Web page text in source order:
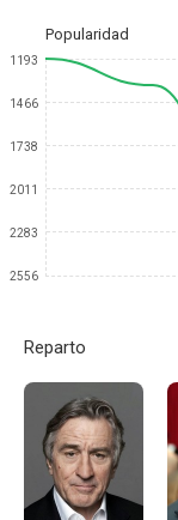
Popularidad
1193
1466
1738
2011
2283
2556
Reparto